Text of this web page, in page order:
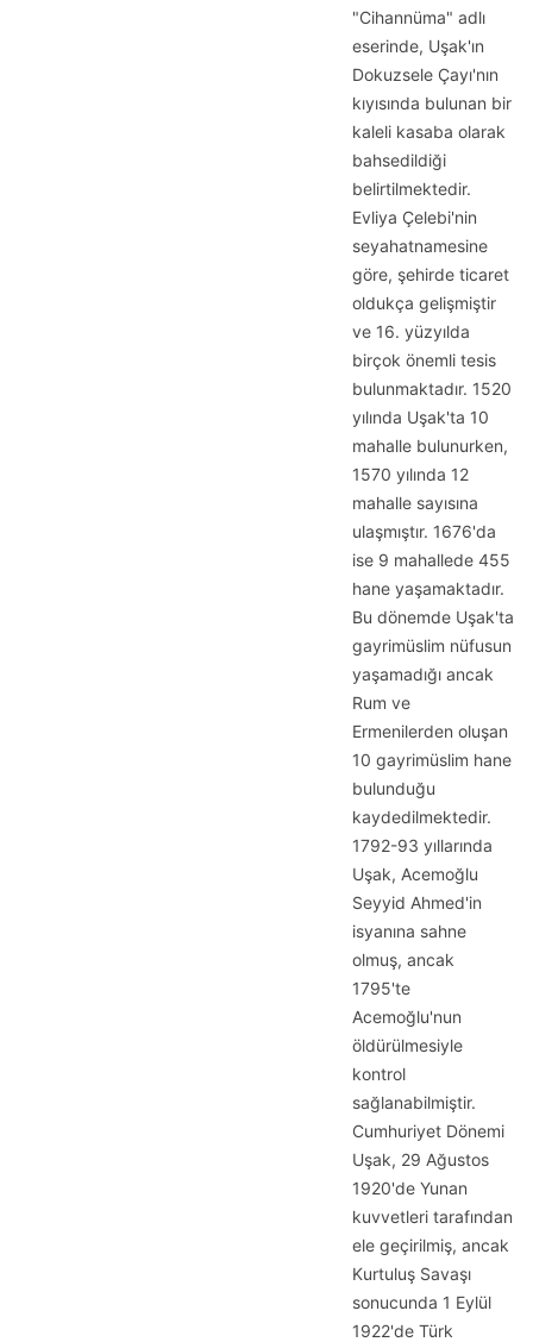
"Cihannüma" adlı
eserinde, Uşak'ın
Dokuzsele Çayı'nın
kıyısında bulunan bir
kaleli kasaba olarak
bahsedildiği
belirtilmektedir.
Evliya Çelebi'nin
seyahatnamesine
göre, şehirde ticaret
oldukça gelişmiştir
ve 16. yüzyılda
birçok önemli tesis
bulunmaktadır. 1520
yılında Uşak'ta 10
mahalle bulunurken,
1570 yılında 12
mahalle sayısına
ulaşmıştır. 1676'da
ise 9 mahallede 455
hane yaşamaktadır.
Bu dönemde Uşak'ta
gayrimüslim nüfusun
yaşamadığı ancak
Rum ve
Ermenilerden oluşan
10 gayrimüslim hane
bulunduğu
kaydedilmektedir.
1792-93 yıllarında
Uşak, Acemoğlu
Seyyid Ahmed'in
isyanına sahne
olmuş, ancak
1795'te
Acemoğlu'nun
öldürülmesiyle
kontrol
sağlanabilmiştir.
Cumhuriyet Dönemi
Uşak, 29 Ağustos
1920'de Yunan
kuvvetleri tarafından
ele geçirilmiş, ancak
Kurtuluş Savaşı
sonucunda 1 Eylül
1922'de Türk